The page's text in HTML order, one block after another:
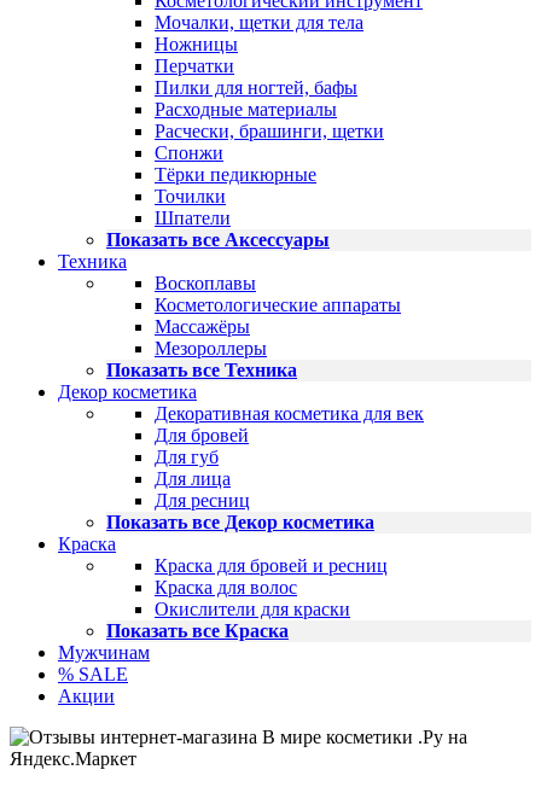
Мочалки, щетки для тела
Ножницы
Перчатки
Пилки для ногтей, бафы
Расходные материалы
Расчески, брашинги, щетки
Спонжи
Тёрки педикюрные
Точилки
Шпатели
Показать все Аксессуары
Техника
Воскоплавы
Косметологические аппараты
Массажёры
Мезороллеры
Показать все Техника
Декор косметика
Декоративная косметика для век
Для бровей
Для губ
Для лица
Для ресниц
Показать все Декор косметика
Краска
Краска для бровей и ресниц
Краска для волос
Окислители для краски
Показать все Краска
Мужчинам
% SALE
Акции